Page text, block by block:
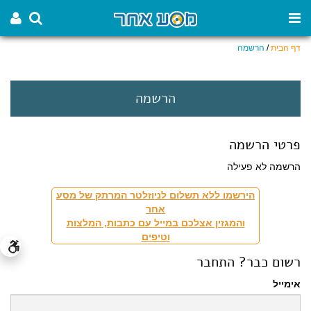
דף הבית/ הרשמה
הרשמה
פרטי הרשמה
הרשמה לא פעילה
הירשמו ללא תשלום לניוזלטר המרתק של מסע
אחר
והמגזין אצלכם במייל עם כתבות, המלצות
וטיפים
רשום כבר? התחבר
אימייל